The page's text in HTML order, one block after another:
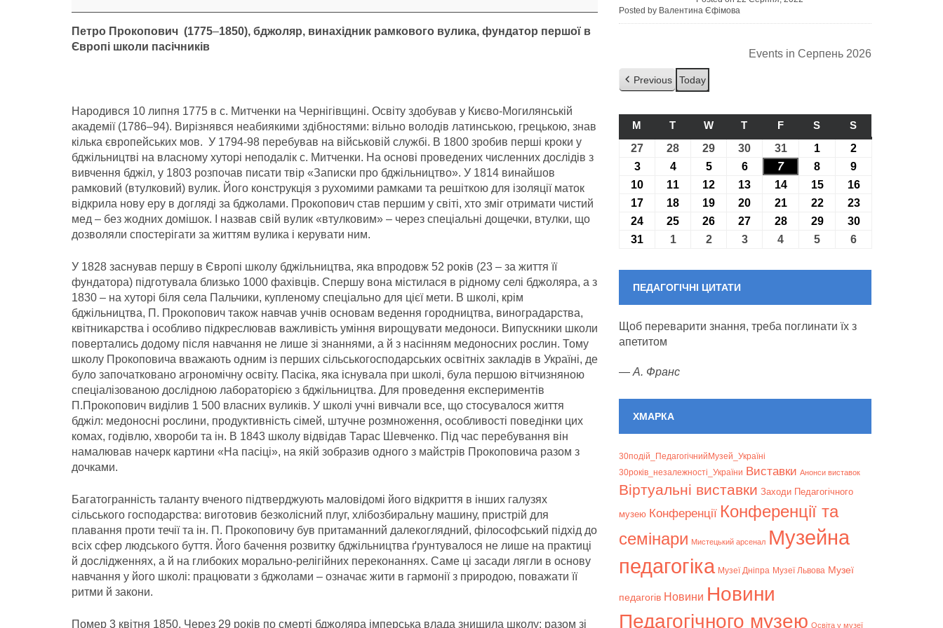
Петро Прокопович (1775–1850), бджоляр, винахідник рамкового вулика, фундатор першої в
Європі школи пасічників
Народився 10 липня 1775 в с. Митченки на Чернігівщині. Освіту здобував у Києво-Могилянській
академії (1786–94). Вирізнявся неабиякими здібностями: вільно володів латинською, грецькою, знав
кілька європейських мов. У 1794-98 перебував на військовій службі. В 1800 зробив перші кроки у
бджільництві на власному хуторі неподалік с. Митченки. На основі проведених численних дослідів з
вивчення бджіл, у 1803 розпочав писати твір «Записки про бджільництво». У 1814 винайшов
рамковий (втулковий) вулик. Його конструкція з рухомими рамками та решіткою для ізоляції маток
відкрила нову еру в догляді за бджолами. Прокопович став першим у світі, хто зміг отримати чистий
мед – без жодних домішок. І назвав свій вулик «втулковим» – через спеціальні дощечки, втулки, що
дозволяли спостерігати за життям вулика і керувати ним.
У 1828 заснував першу в Європі школу бджільництва, яка впродовж 52 років (23 – за життя її
фундатора) підготувала близько 1000 фахівців. Спершу вона містилася в рідному селі бджоляра, а з
1830 – на хуторі біля села Пальчики, купленому спеціально для цієї мети. В школі, крім
бджільництва, П. Прокопович також навчав учнів основам ведення городництва, виноградарства,
квітникарства і особливо підкреслював важливість уміння вирощувати медоноси. Випускники школи
повертались додому після навчання не лише зі знаннями, а й з насінням медоносних рослин. Тому
школу Прокоповича вважають одним із перших сільськогосподарських освітніх закладів в Україні, де
було започатковано агрономічну освіту. Пасіка, яка існувала при школі, була першою вітчизняною
спеціалізованою дослідною лабораторією з бджільництва. Для проведення експериментів
П.Прокопович виділив 1 500 власних вуликів. У школі учні вивчали все, що стосувалося життя
бджіл: медоносні рослини, продуктивність сімей, штучне розмноження, особливості поведінки цих
комах, годівлю, хвороби та ін. В 1843 школу відвідав Тарас Шевченко. Під час перебування він
намалював начерк картини «На пасіці», на якій зобразив одного з майстрів Прокоповича разом з
дочками.
Багатогранність таланту вченого підтверджують маловідомі його відкриття в інших галузях
сільського господарства: виготовив безколісний плуг, хлібозбиральну машину, пристрій для
плавання проти течії та ін. П. Прокоповичу був притаманний далекоглядний, філософський підхід до
всіх сфер людського буття. Його бачення розвитку бджільництва ґрунтувалося не лише на практиці
й дослідженнях, а й на глибоких морально-релігійних переконаннях. Саме ці засади лягли в основу
навчання у його школі: працювати з бджолами – означає жити в гармонії з природою, поважати її
ритми й закони.
Помер 3 квітня 1850. Через 29 років по смерті бджоляра імперська влада знищила школу: разом зі
Posted by Валентина Єфімова
Events in Серпень 2026
Previous Today
M ПОНЕДІЛОК
T ВІВТОРОК
WСЕРЕДА
T ЧЕТВЕР
FП’ЯТНИЦЯ
S СУБОТА
S
27 27.07.2026
28 28.07.2026
29 29.07.2026
30 30.07.2026
3131.07.2026
1 01.08.2026
2
303.08.2026
404.08.2026
505.08.2026
606.08.2026
707.08.2026
8 08.08.2026
9
10 10.08.2026
11 11.08.2026
12 12.08.2026
13 13.08.2026
1414.08.2026
1515.08.2026
1616.08.2026
17 17.08.2026
18 18.08.2026
19 19.08.2026
20 20.08.2026
2121.08.2026
2222.08.2026
2323.08.2026
24 24.08.2026
25 25.08.2026
26 26.08.2026
27 27.08.2026
2828.08.2026
2929.08.2026
3030.08.2026
31 31.08.2026
101.09.2026
202.09.2026
303.09.2026
4 04.09.2026
5 05.09.2026
6
ПЕДАГОГІЧНІ ЦИТАТИ
Щоб переварити знання, треба поглинати їх з
апетитом
— А. Франс
ХМАРКА
30подій_ПедагогічнийМузей_Україні
30років_незалежності_України Bиставки Анонси виставок
Віртуальні виставки Заходи Педагогічного
музею Конференції Конференції та
семінари Мистецький арсенал Музейна
педагогіка Музеї Дніпра Музеї Львова Музеї
педагогів Новини Новини
Педагогічного музею Освіта у музеї